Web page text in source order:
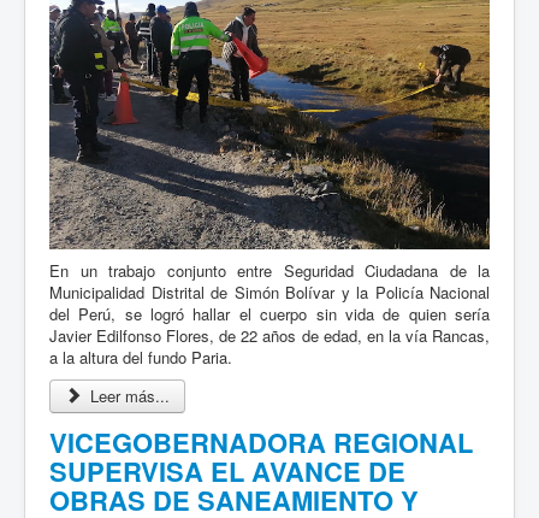
En un trabajo conjunto entre Seguridad Ciudadana de la
Municipalidad Distrital de Simón Bolívar y la Policía Nacional
del Perú, se logró hallar el cuerpo sin vida de quien sería
Javier Edilfonso Flores, de 22 años de edad, en la vía Rancas,
a la altura del fundo Paria.
Leer más...
VICEGOBERNADORA REGIONAL
SUPERVISA EL AVANCE DE
OBRAS DE SANEAMIENTO Y